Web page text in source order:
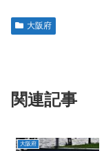
大阪府
関連記事
大阪府